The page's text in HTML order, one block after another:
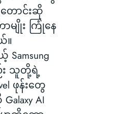
ောင်းဆို
မျိုး ကြုံနေ
။
Samsung
သူတို့ရဲ့
ဖုန်းတွေ
AI